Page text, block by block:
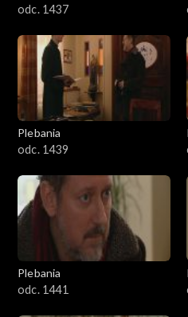
odc. 1437
Plebania
odc. 1439
Plebania
odc. 1441